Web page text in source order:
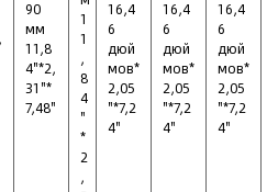
90
мм
11,8
4"*2,
31"*
7,48"
1
1
,
8
4
"
*
2
,
16,4
6
дюй
мов*
2,05
"*7,2
4"
16,4
6
дюй
мов*
2,05
"*7,2
4"
16,4
6
дюй
мов*
2,05
"*7,2
4"